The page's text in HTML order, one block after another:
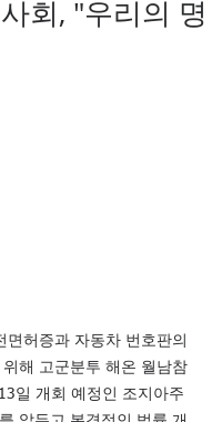
회, "우리의 명
면허증과 자동차 번호판의
해 고군분투 해온 월남참
일 개회 예정인 조지아주